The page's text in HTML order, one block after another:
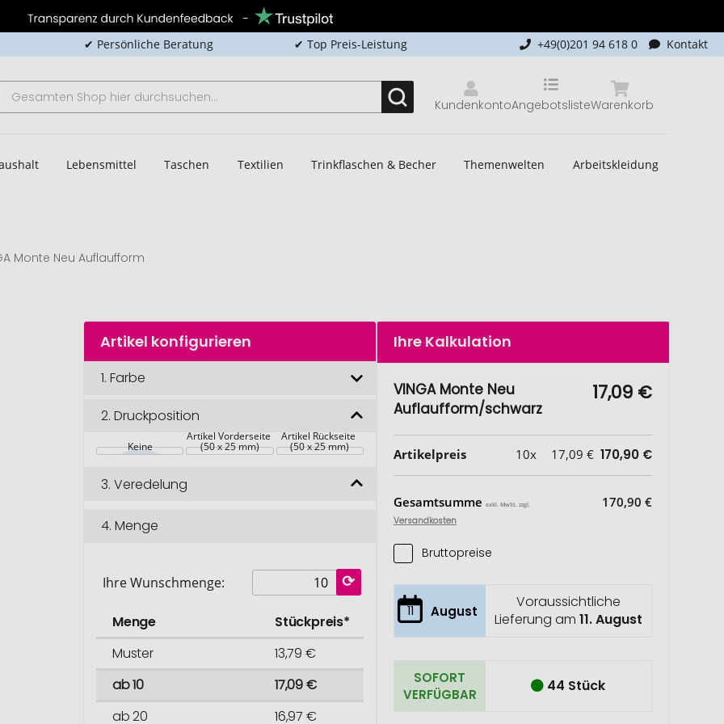
✔ Persönliche Beratung ✔ Top Preis-Leistung +49(0)201 94 618 0 Kontakt
Kundenkonto Warenkorb
Angebotsliste
Lebensmittel Taschen Textilien Trinkflaschen & Becher Themenwelten Arbeitskleidung
Monte Neu Auflaufform
Artikel konfigurieren
1.Farbe
2.Druckposition
Keine
Artikel Vorderseite
(50 x 25 mm)
Artikel Rückseite
(50 x 25 mm)
3.Veredelung
4.Menge
Ihre Wunschmenge:
Menge
Stückpreis*
Muster
13,79 €
ab 10
17,09 €
ab 20
16,97 €
Ihre Kalkulation
VINGA Monte Neu
Auflaufform/schwarz
17,09 €
Artikelpreis 10x 17,09 € 170,90 €
Gesamtsumme exkl. MwSt. zzgl.
Versandkosten
170,90 €
Bruttopreise
11 August
Voraussichtliche
Lieferung am 11. August
SOFORT
VERFÜGBAR
44 Stück